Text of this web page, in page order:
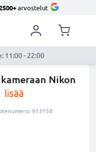
arvostelut
11:00 - 22:00
Nikon
lisää
913158